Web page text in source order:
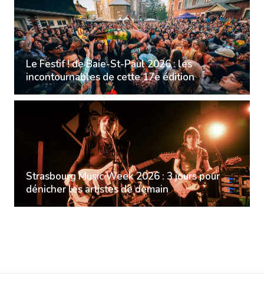
Le Festif ! de Baie-St-Paul 2026 : les
incontournables de cette 17e édition
Strasbourg Music Week 2026 : 3 jours pour
dénicher les artistes de demain